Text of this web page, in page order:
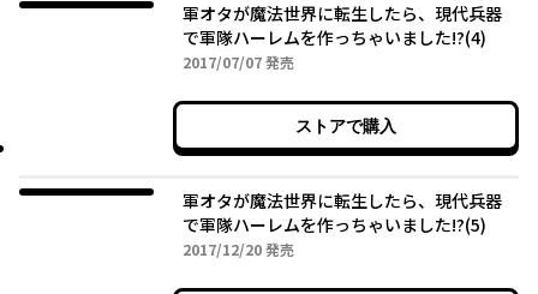
軍オタが魔法世界に転生したら、現代兵器
で軍隊ハーレムを作っちゃいました!?(4)
2017/07/072017年07月07日
発売
ストアで購入
軍オタが魔法世界に転生したら、現代兵器
で軍隊ハーレムを作っちゃいました!?(5)
2017/12/202017年12月20日
発売